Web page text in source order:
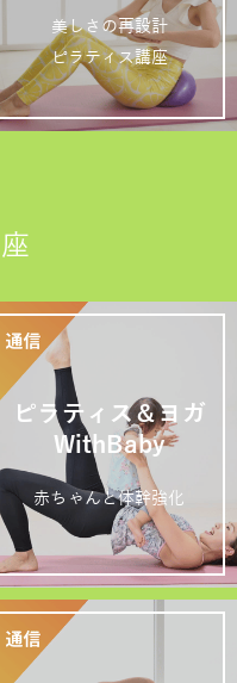
美しさの再設計
ピラティス講座
ピラティス＆ヨガ
WithBaby
赤ちゃんと体幹強化